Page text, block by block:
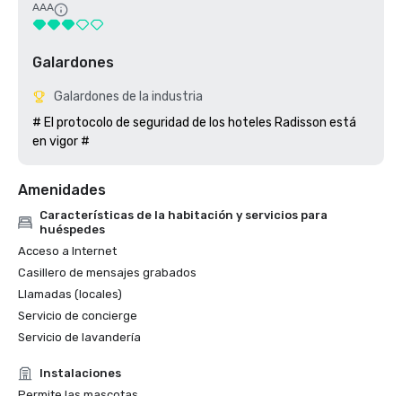
AAA
Galardones
Galardones de la industria
# El protocolo de seguridad de los hoteles Radisson está
Amenidades
Características de la habitación y servicios para
huéspedes
Acceso a Internet
Casillero de mensajes grabados
Llamadas (locales)
Servicio de concierge
Servicio de lavandería
Instalaciones